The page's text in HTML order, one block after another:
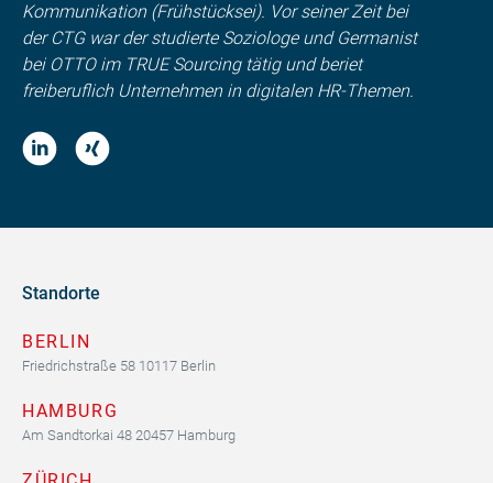
Kommunikation (Frühstücksei). Vor seiner Zeit bei
der CTG war der studierte Soziologe und Germanist
bei OTTO im TRUE Sourcing tätig und beriet
freiberuflich Unternehmen in digitalen HR-Themen.
Standorte
BERLIN
Friedrichstraße 58 10117 Berlin
HAMBURG
Am Sandtorkai 48 20457 Hamburg